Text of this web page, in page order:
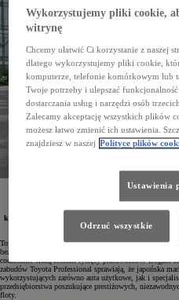
Posiadanie samochodów marki Toyota w
korzystania z nowego auta w celach
wymienić pojazd na nowy, płacąc jedynie niskie
które mogą obejmować także serwisowanie,
najczęściej wybieranych
Toyota od lat pozostaje liderem polskiego rynku
bezawaryjności oraz zaawansowanych technologicznie
codziennie służą setkom tysięcy pracowników. Bogata
zabudów Toyota Professional sprawiają, że japońska
wykorzystujących zarówno auta użytkowe, jak i
przedsiębiorstwa poszukujące prestiżowych,
floty.
Wykorzystujemy pliki cookie,
witrynę
Chcemy ułatwić Ci korzystanie z naszej
dlatego wykorzystujemy pliki cookie,
komputerze, telefonie komórkowym lub
Twoje potrzeby i ulepszać
dostarczania usług i narzędzi osób
Zalecamy akceptację wszystkich plików
możesz łatwo zmienić ich ustawienia.
znajdziesz w naszej Polityce plików
Ustawienia
Odrzuć wszystkie